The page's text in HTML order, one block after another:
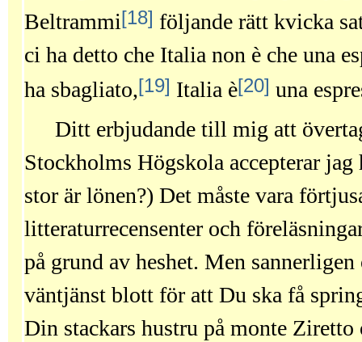
Beltrammi[18] följande rätt kvicka
ci ha detto che Italia non è che una
ha sbagliato,[19] Italia è[20] una
Ditt erbjudande till mig att
Stockholms Högskola accepterar
stor är lönen?) Det måste vara
litteraturrecensenter och
på grund av heshet. Men
väntjänst blott för att Du ska få
Din stackars hustru på monte Ziretto